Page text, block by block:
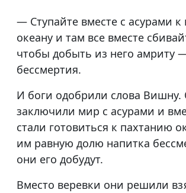
— Ступайте вместе с асурами к
океану и там все вместе
чтобы добыть из него амриту
бессмертия.
И боги одобрили слова Вишну.
заключили мир с асурами и
стали готовиться к пахтанию
им равную долю напитка
они его добудут.
Вместо веревки они решили